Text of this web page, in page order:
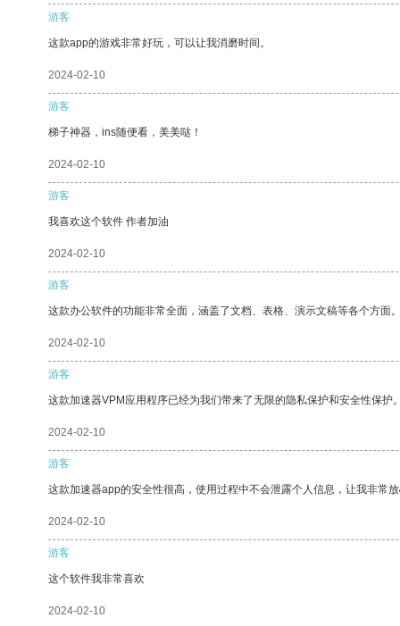
游客
这款app的游戏非常好玩，可以让我消磨时间。
2024-02-10
游客
梯子神器，ins随便看，美美哒！
2024-02-10
游客
我喜欢这个软件 作者加油
2024-02-10
游客
这款办公软件的功能非常全面，涵盖了文档、表格、演示文稿等各个方面
2024-02-10
游客
这款加速器VPM应用程序已经为我们带来了无限的隐私保护和安全性保护
2024-02-10
游客
这款加速器app的安全性很高，使用过程中不会泄露个人信息，让我非常
2024-02-10
游客
这个软件我非常喜欢
2024-02-10